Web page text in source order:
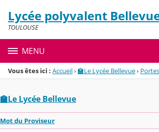
Menu de la rubrique
Contenu
Lycée polyvalent
TOULOUSE
MENU
Vous êtes ici : Accueil›🏫Le Lycée Bellevue›
🏫Le Lycée Bellevue
Mot du Proviseur